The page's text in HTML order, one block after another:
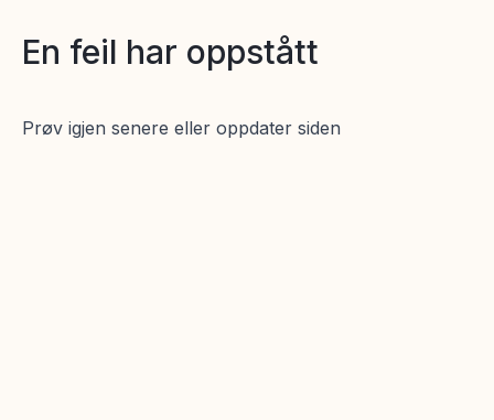
En feil har oppstått
Prøv igjen senere eller oppdater siden